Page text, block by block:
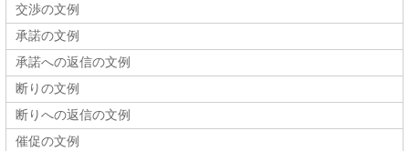
交渉の文例
承諾の文例
承諾への返信の文例
断りの文例
断りへの返信の文例
催促の文例